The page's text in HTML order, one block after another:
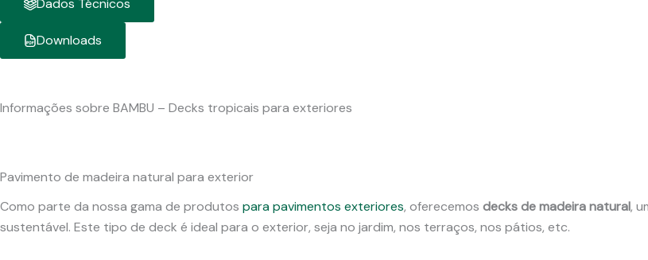
Dados Técnicos
Downloads
Informações sobre BAMBU – Decks tropicais para exteriores
Pavimento de madeira natural para exterior
Como parte da nossa gama de produtos para pavimentos exteriores, oferecemos decks de madeira natural,
sustentável. Este tipo de deck é ideal para o exterior, seja no jardim, nos terraços, nos pátios, etc.